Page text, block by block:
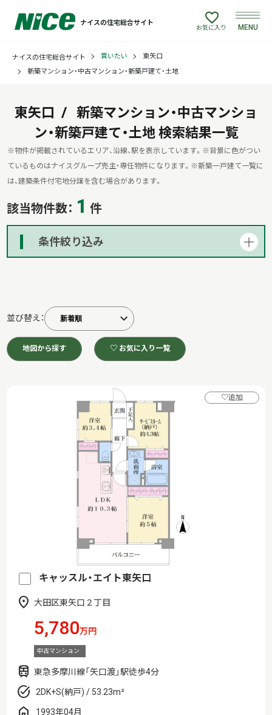
ナイスの住宅総合サイト
買いたい
建てたい
リフォームしたい
お気に入り MENU
ナイスの住宅総合サイト 買いたい
東矢口
新築マンション・中古マンション・新築戸建て・土地
東矢口
新築マンション・中古マンショ
ン・新築戸建て・土地検索結果一覧
※物件が掲載されているエリア、沿線、駅を表示しています。 ※背景に色がつい
ているものはナイスグループ売主・専任物件になります。 ※新築一戸建て一覧に
は、建築条件付宅地分譲を含む場合があります。
該当物件数： 1 件
条件絞り込み
並び替え：
地図から探す ♡ お気に入り一覧
キャッスル・エイト東矢口
大田区東矢口２丁目
5,780万円
中古マンション
東急多摩川線「矢口渡」駅徒歩4分
2DK+S(納戸) / 53.23m²
1993年04月
♡追加